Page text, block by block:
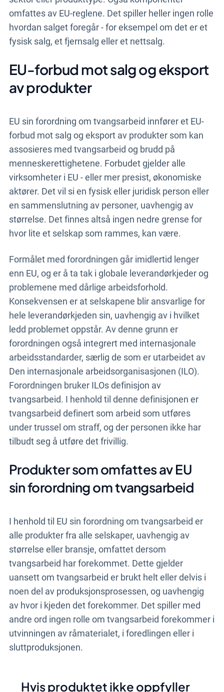
omfattes av EU-reglene. Det spiller heller ingen rolle
hvordan salget foregår - for eksempel om det er et
fysisk salg, et fjernsalg eller et nettsalg.
EU-forbud mot salg og eksport
av produkter
EU sin forordning om tvangsarbeid innfører et EU-
forbud mot salg og eksport av produkter som kan
assosieres med tvangsarbeid og brudd på
menneskerettighetene. Forbudet gjelder alle
virksomheter i EU - eller mer presist, økonomiske
aktører. Det vil si en fysisk eller juridisk person eller
en sammenslutning av personer, uavhengig av
størrelse. Det finnes altså ingen nedre grense for
hvor lite et selskap som rammes, kan være.
Formålet med forordningen går imidlertid lenger
enn EU, og er å ta tak i globale leverandørkjeder og
problemene med dårlige arbeidsforhold.
Konsekvensen er at selskapene blir ansvarlige for
hele leverandørkjeden sin, uavhengig av i hvilket
ledd problemet oppstår. Av denne grunn er
forordningen også integrert med internasjonale
arbeidsstandarder, særlig de som er utarbeidet av
Den internasjonale arbeidsorganisasjonen (ILO).
Forordningen bruker ILOs definisjon av
tvangsarbeid. I henhold til denne definisjonen er
tvangsarbeid definert som arbeid som utføres
under trussel om straff, og der personen ikke har
tilbudt seg å utføre det frivillig.
Produkter som omfattes av EU
sin forordning om tvangsarbeid
I henhold til EU sin forordning om tvangsarbeid er
alle produkter fra alle selskaper, uavhengig av
størrelse eller bransje, omfattet dersom
tvangsarbeid har forekommet. Dette gjelder
uansett om tvangsarbeid er brukt helt eller delvis i
noen del av produksjonsprosessen, og uavhengig
av hvor i kjeden det forekommer. Det spiller med
andre ord ingen rolle om tvangsarbeid forekommer i
utvinningen av råmaterialet, i foredlingen eller i
sluttproduksjonen.
Hvis produktet ikke oppfyller